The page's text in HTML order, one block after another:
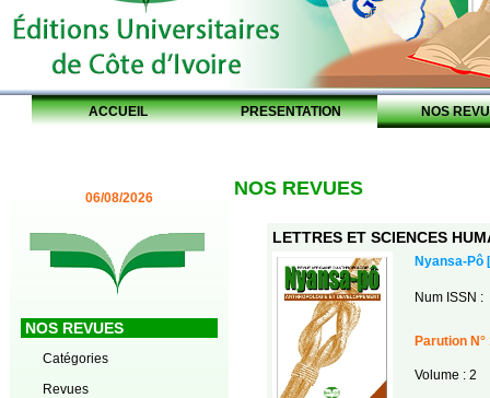
ACCUEIL PRESENTATION NOS
06/08/2026
NOS REVUES
Catégories
Revues
NOS REVUES
LETTRES ET SCIENCES
Nyansa-Pô
Num ISSN :
Parution N°
Volume : 2